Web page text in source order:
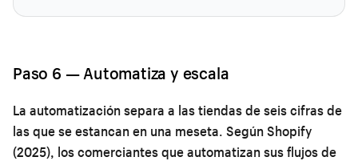
Paso 6 — Automatiza y escala
La automatización separa a las tiendas de seis cifras de
las que se estancan en una meseta. Según Shopify
(2025), los comerciantes que automatizan sus flujos de